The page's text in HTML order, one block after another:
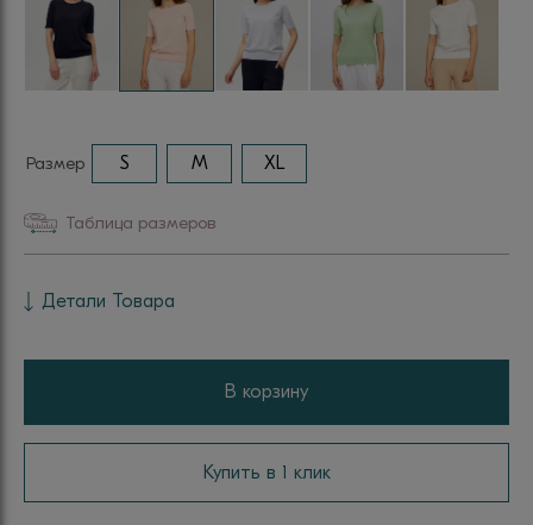
Размер S M XL
Таблица размеров
Детали Товара
В корзину
Купить в 1 клик